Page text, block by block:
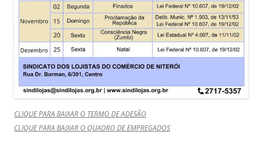
CLIQUE PARA BAIXAR O TERMO DE ADESÃO
CLIQUE PARA BAIXAR O QUADRO DE EMPREGADOS